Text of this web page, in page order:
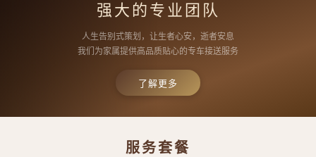
强大的专业团队
人生告别式策划，让生者心安，逝者安息
我们为家属提供高品质贴心的专车接送服务
了解更多
服务套餐